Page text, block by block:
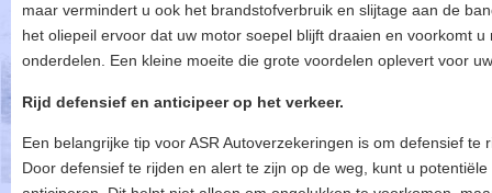
maar vermindert u ook het brandstofverbruik en slijtage aan de
het oliepeil ervoor dat uw motor soepel blijft draaien en voorkomt
onderdelen. Een kleine moeite die grote voordelen oplevert voor
Rijd defensief en anticipeer op het verkeer.
Een belangrijke tip voor ASR Autoverzekeringen is om defensief
Door defensief te rijden en alert te zijn op de weg, kunt u